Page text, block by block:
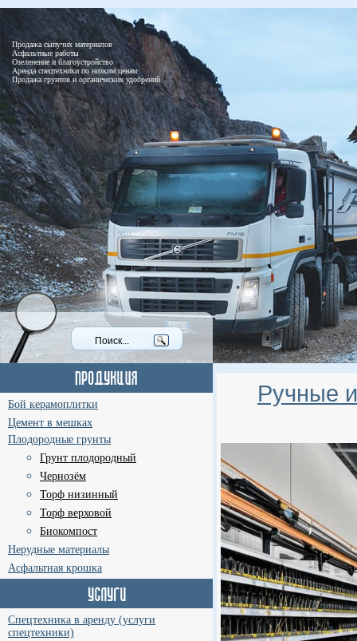
Продажа сыпучих материалов
Асфальтные работы
Озеленение и благоустройство
Аренда спецтехники по низким ценам
Продажа грунтов и органических удобрений
Бой керамоплитки
Цемент в мешках
Плодородные грунты
Грунт плодородный
Чернозём
Торф низинный
Торф верховой
Биокомпост
Нерудные материалы
Асфальтная крошка
Спецтехника в аренду (услуги
спецтехники)
Ручные